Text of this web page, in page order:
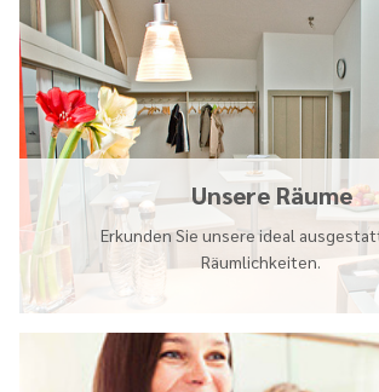
Unsere Räume
Erkunden Sie unsere ideal
Räumlichkeiten.